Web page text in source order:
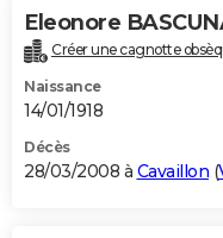
Eleonore
Créer une cagnotte
Naissance
14/01/1918
Décès
28/03/2008 à Cavaillon (